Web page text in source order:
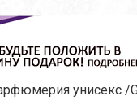
унисекс /